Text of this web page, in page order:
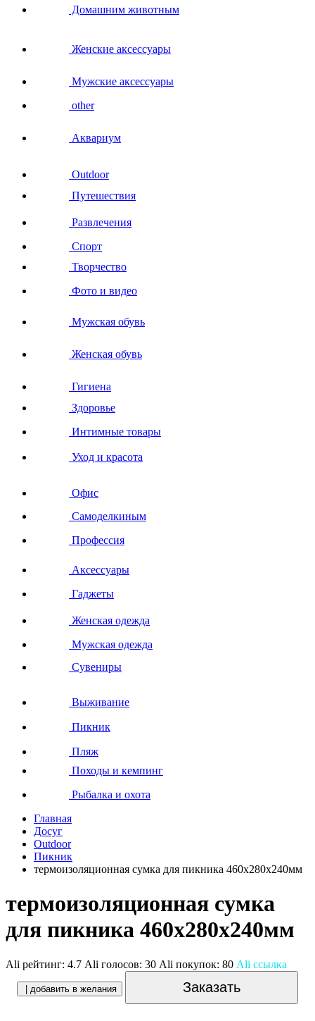
Домашним животным
Женские аксессуары
Мужские аксессуары
other
Аквариум
Outdoor
Путешествия
Развлечения
Спорт
Творчество
Фото и видео
Мужская обувь
Женская обувь
Гигиена
Здоровье
Интимные товары
Уход и красота
Офис
Самоделкиным
Профессия
Аксессуары
Гаджеты
Женская одежда
Мужская одежда
Сувениры
Выживание
Пикник
Пляж
Походы и кемпинг
Рыбалка и охота
Главная
Досуг
Outdoor
Пикник
термоизоляционная сумка для пикника 460x280x240мм
термоизоляционная сумка
для пикника 460x280x240мм
Ali рейтинг: 4.7 Ali голосов: 30 Ali покупок: 80 Ali ссылка
| добавить в желания Заказать